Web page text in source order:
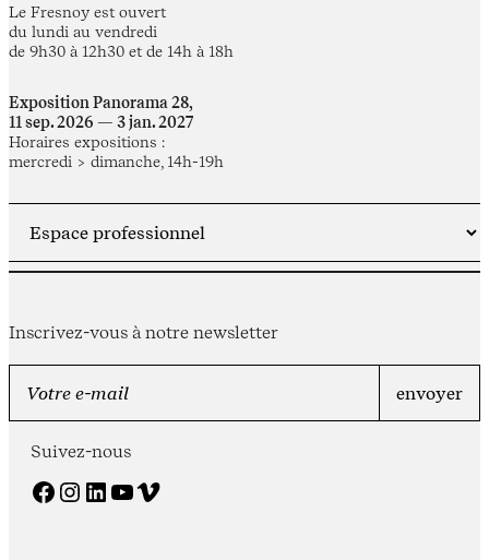
Le Fresnoy est ouvert
du lundi au vendredi
de 9h30 à 12h30 et de 14h à 18h
Exposition Panorama 28,
11 sep. 2026 — 3 jan. 2027
Horaires expositions :
mercredi > dimanche, 14h-19h
Inscrivez-vous à notre newsletter
Suivez-nous
Facebook Instagram LinkedIn YouTube Vimeo